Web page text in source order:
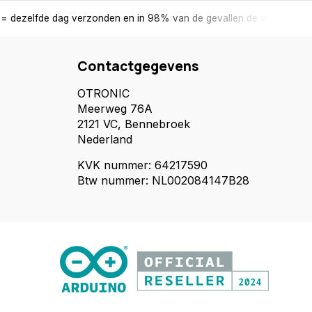
verzonden en in 98% van de gevallen de volgende dag in huis.
Contactgegevens
OTRONIC
Meerweg 76A
2121 VC, Bennebroek
Nederland
KVK nummer: 64217590
Btw nummer: NL002084147B28